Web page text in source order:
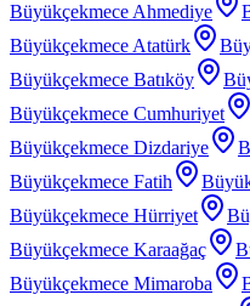
Büyükçekmece Ahmediye
Büyükçekmece Atatürk
Büyükçekmece Batıköy
Büyükçekmece Cumhuriyet
Büyükçekmece Dizdariye
Büyükçekmece Fatih
Büyükçekmece Hürriyet
Büyükçekmece Karaağaç
Büyükçekmece Mimaroba